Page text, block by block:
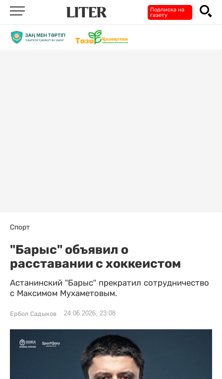
Подписка на
газету
Спорт
"Барыс" объявил о
расставании с хоккеистом
Астанинский "Барыс" прекратил сотрудничество
с Максимом Мухаметовым.
Ербол Садыков 24.06.2026, 23:08